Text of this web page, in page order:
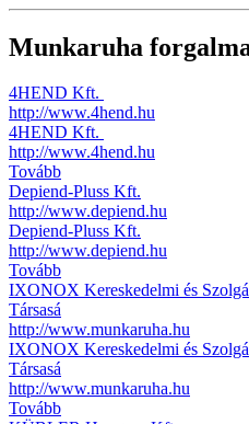
Munkaruha
4HEND Kft.
http://www.4hend.hu
4HEND Kft.
http://www.4hend.hu
Tovább
Depiend-Pluss Kft.
http://www.depiend.hu
Depiend-Pluss Kft.
http://www.depiend.hu
Tovább
IXONOX Kereskedelmi és
Társasá
http://www.munkaruha.hu
IXONOX Kereskedelmi és
Társasá
http://www.munkaruha.hu
Tovább